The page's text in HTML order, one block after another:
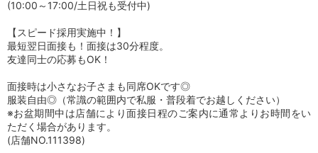
(10:00～17:00/土日祝も受付中)
【スピード採用実施中！】
最短翌日面接も！面接は30分程度。
友達同士の応募もOK！
面接時は小さなお子さまも同席OKです◎
服装自由◎（常識の範囲内で私服・普段着でお越しください）
※お盆期間中は店舗により面接日程のご案内に通常よりお時間をい
ただく場合があります。
(店舗NO.111398)